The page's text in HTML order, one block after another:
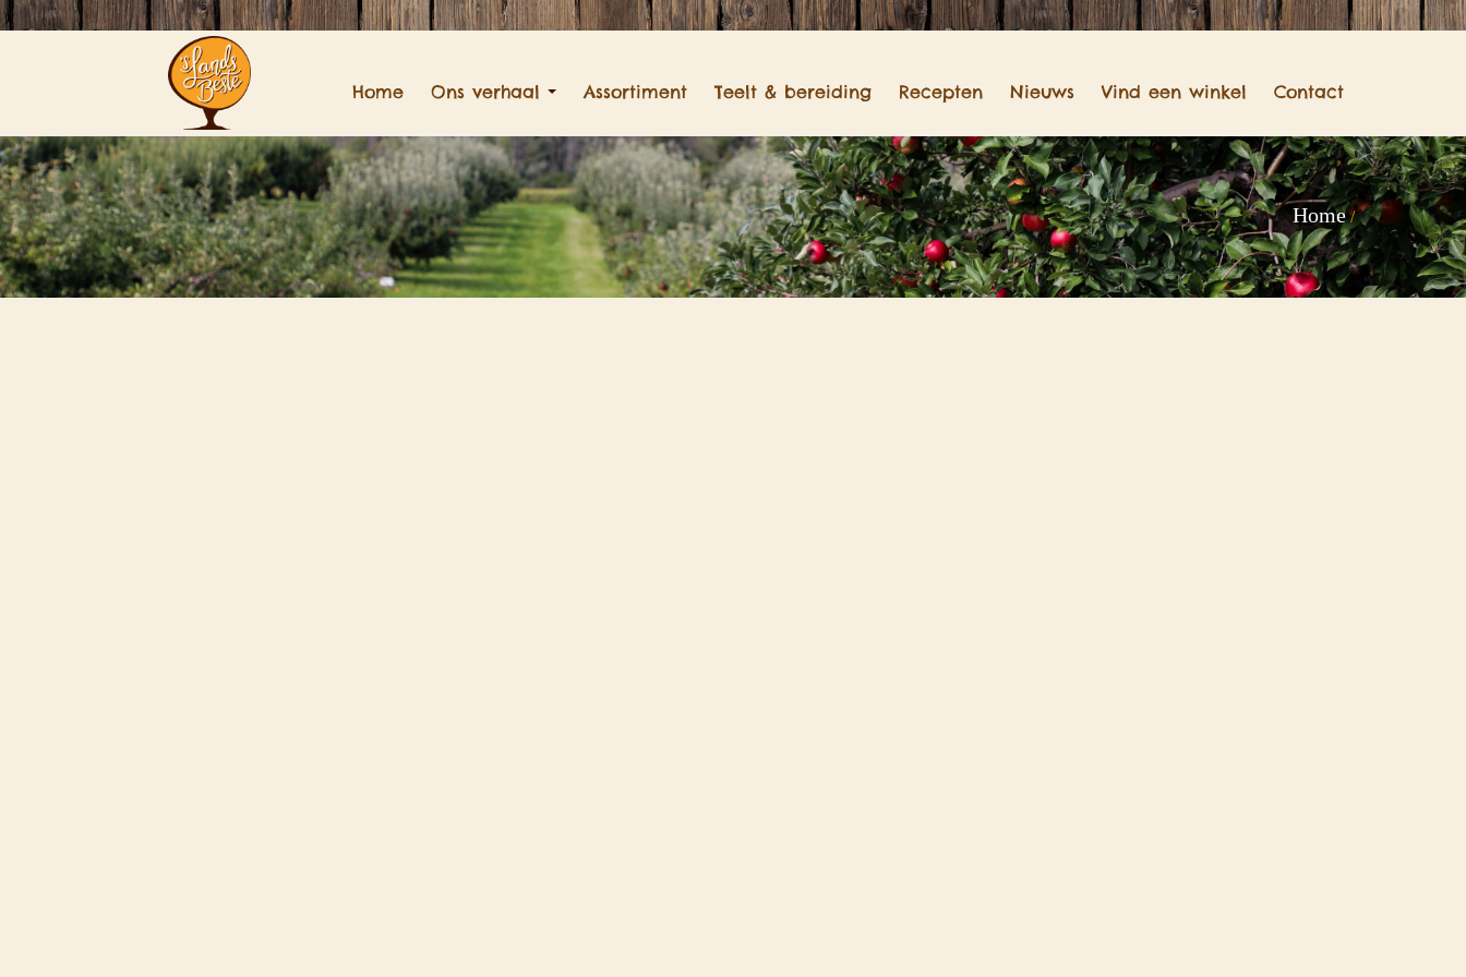
Home Ons verhaal Assortiment Teelt & bereiding Recepten Nieuws Vind een winkel Contact
Home/